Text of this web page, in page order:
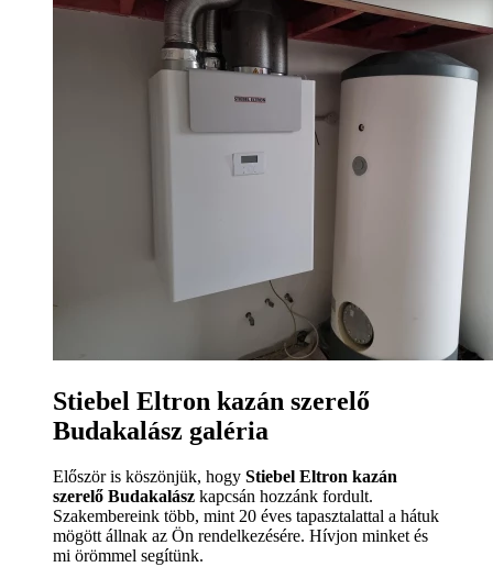
Stiebel Eltron kazán szerelő
Budakalász galéria
Először is köszönjük, hogy Stiebel Eltron kazán
szerelő Budakalász kapcsán hozzánk fordult.
Szakembereink több, mint 20 éves tapasztalattal a hátuk
mögött állnak az Ön rendelkezésére. Hívjon minket és
mi örömmel segítünk.